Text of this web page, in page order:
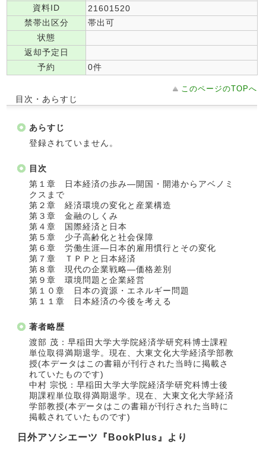
資料ID
21601520
禁帯出区分
帯出可
状態
返却予定日
予約
0件
このページのTOPへ
目次・あらすじ
あらすじ
登録されていません。
目次
第１章 日本経済の歩み―開国・開港からアベノミ
クスまで
第２章 経済環境の変化と産業構造
第３章 金融のしくみ
第４章 国際経済と日本
第５章 少子高齢化と社会保障
第６章 労働生涯―日本的雇用慣行とその変化
第７章 ＴＰＰと日本経済
第８章 現代の企業戦略―価格差別
第９章 環境問題と企業経営
第１０章 日本の資源・エネルギー問題
第１１章 日本経済の今後を考える
著者略歴
渡部 茂：早稲田大学大学院経済学研究科博士課程
単位取得満期退学。現在、大東文化大学経済学部教
授(本データはこの書籍が刊行された当時に掲載さ
れていたものです)
中村 宗悦：早稲田大学大学院経済学研究科博士後
期課程単位取得満期退学。現在、大東文化大学経済
学部教授(本データはこの書籍が刊行された当時に
掲載されていたものです)
日外アソシエーツ『BookPlus』より